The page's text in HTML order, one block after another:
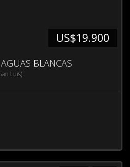
US$19.900
BLANCAS
Luis)